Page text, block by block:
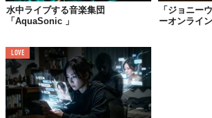
水中ライブする音楽集団
「AquaSonic 」
「ジョニー
ーオンライ
LOVE